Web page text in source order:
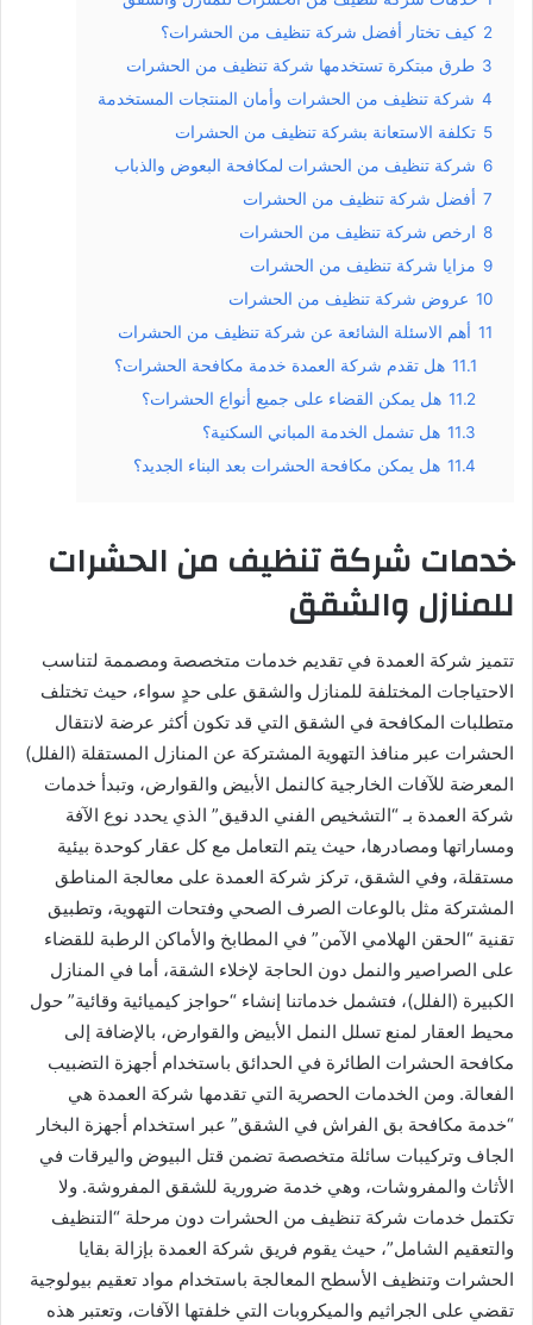
2 كيف تختار أفضل شركة تنظيف من الحشرات؟
3 طرق مبتكرة تستخدمها شركة تنظيف من الحشرات
4 شركة تنظيف من الحشرات وأمان المنتجات المستخدمة
5 تكلفة الاستعانة بشركة تنظيف من الحشرات
6 شركة تنظيف من الحشرات لمكافحة البعوض والذباب
7 أفضل شركة تنظيف من الحشرات
8 ارخص شركة تنظيف من الحشرات
9 مزايا شركة تنظيف من الحشرات
10 عروض شركة تنظيف من الحشرات
11 أهم الاسئلة الشائعة عن شركة تنظيف من الحشرات
11.1 هل تقدم شركة العمدة خدمة مكافحة الحشرات؟
11.2 هل يمكن القضاء على جميع أنواع الحشرات؟
11.3 هل تشمل الخدمة المباني السكنية؟
11.4 هل يمكن مكافحة الحشرات بعد البناء الجديد؟
خدمات شركة تنظيف من الحشرات
للمنازل والشقق
تتميز شركة العمدة في تقديم خدمات متخصصة ومصممة لتناسب
الاحتياجات المختلفة للمنازل والشقق على حدٍ سواء، حيث تختلف
متطلبات المكافحة في الشقق التي قد تكون أكثر عرضة لانتقال
الحشرات عبر منافذ التهوية المشتركة عن المنازل المستقلة (الفلل)
المعرضة للآفات الخارجية كالنمل الأبيض والقوارض، وتبدأ خدمات
شركة العمدة بـ “التشخيص الفني الدقيق” الذي يحدد نوع الآفة
ومساراتها ومصادرها، حيث يتم التعامل مع كل عقار كوحدة بيئية
مستقلة، وفي الشقق، تركز شركة العمدة على معالجة المناطق
المشتركة مثل بالوعات الصرف الصحي وفتحات التهوية، وتطبيق
تقنية “الحقن الهلامي الآمن” في المطابخ والأماكن الرطبة للقضاء
على الصراصير والنمل دون الحاجة لإخلاء الشقة، أما في المنازل
الكبيرة (الفلل)، فتشمل خدماتنا إنشاء “حواجز كيميائية وقائية” حول
محيط العقار لمنع تسلل النمل الأبيض والقوارض، بالإضافة إلى
مكافحة الحشرات الطائرة في الحدائق باستخدام أجهزة التضبيب
الفعالة. ومن الخدمات الحصرية التي تقدمها شركة العمدة هي
“خدمة مكافحة بق الفراش في الشقق” عبر استخدام أجهزة البخار
الجاف وتركيبات سائلة متخصصة تضمن قتل البيوض واليرقات في
الأثاث والمفروشات، وهي خدمة ضرورية للشقق المفروشة. ولا
تكتمل خدمات شركة تنظيف من الحشرات دون مرحلة “التنظيف
والتعقيم الشامل”، حيث يقوم فريق شركة العمدة بإزالة بقايا
الحشرات وتنظيف الأسطح المعالجة باستخدام مواد تعقيم بيولوجية
تقضي على الجراثيم والميكروبات التي خلفتها الآفات، وتعتبر هذه